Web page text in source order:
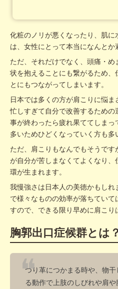
化粧のノリが悪くなったり、肌に
は、女性にとって本当になんとか
ただ、それだけでなく、頭痛・
状を抱えることにも繋がるため、
とにもつながってしまいます。
日本では多くの方が肩こりに悩
忙しすぎて自分で改善するため
事が終わったら疲れ果ててしま
多いためひどくなっていく方も多
ただ、肩こりもなんでもそうで
が自分が苦しまなくてよくなり
環が生まれます。
我慢強さは日本人の美徳かもし
で様々なものの効率が落ちていて
すので、できる限り早めに肩こり
胸郭出口症候群とは？
つり革につかまる時や、物
る動作で上肢のしびれや肩